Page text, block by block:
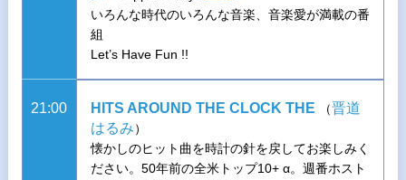
いろんな時代のいろんな音楽、音楽愛が満載の番
組
Let’s Have Fun !!
21:00 HITS AROUND THE CLOCK THE （晋道
はるみ）
懐かしのヒット曲を時計の針を戻してお楽しみく
ださい。50年前の全米トップ10+ α。週番ホスト